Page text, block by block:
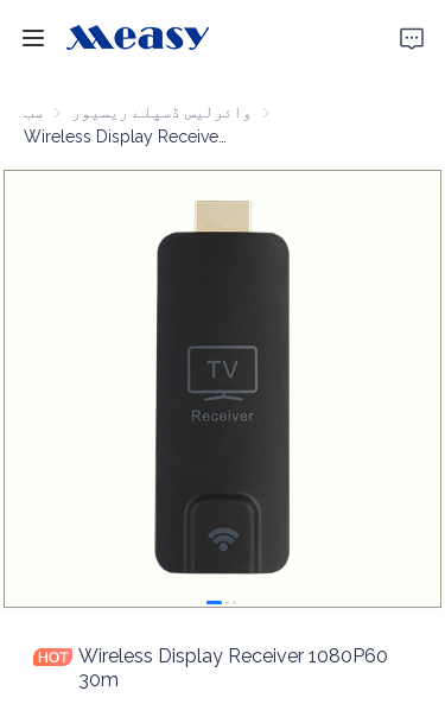
سب وائرلیس ڈسپلے ریسیور
وائرلیس ڈسپلے ریسیور
Wireless Display Receiver 1080P60
30m
Home
مصنوعات
ہمارے بارے میں